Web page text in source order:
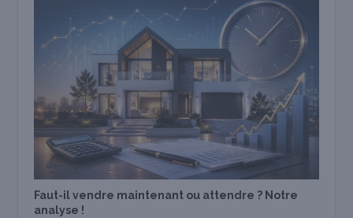
Faut-il vendre maintenant ou attendre ? Notre
analyse !